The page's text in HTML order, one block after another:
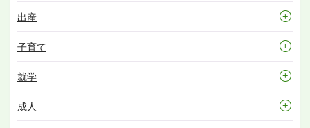
出産
子育て
就学
成人